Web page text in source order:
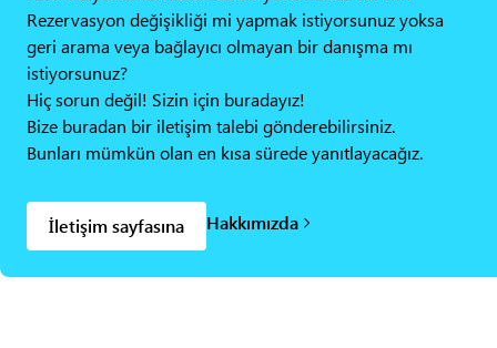
Rezervasyon değişikliği mi yapmak istiyorsunuz yoksa
geri arama veya bağlayıcı olmayan bir danışma mı
istiyorsunuz?
Hiç sorun değil! Sizin için buradayız!
Bize buradan bir iletişim talebi gönderebilirsiniz.
Bunları mümkün olan en kısa sürede yanıtlayacağız.
İletişim sayfasına Hakkımızda